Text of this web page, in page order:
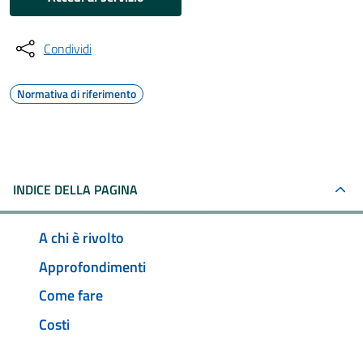
Condividi
Normativa di riferimento
INDICE DELLA PAGINA
A chi è rivolto
Approfondimenti
Come fare
Costi